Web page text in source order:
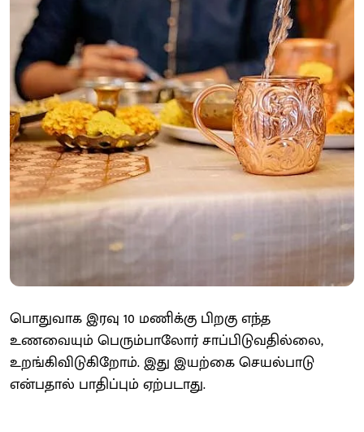
பொதுவாக இரவு 10 மணிக்கு பிறகு எந்த
உணவையும் பெரும்பாலோர் சாப்பிடுவதில்லை,
உறங்கிவிடுகிறோம். இது இயற்கை செயல்பாடு
என்பதால் பாதிப்பும் ஏற்படாது.